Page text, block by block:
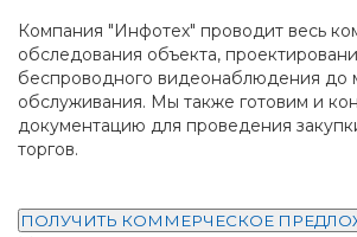
Компания "Инфотех" проводит весь
обследования объекта,
беспроводного видеонаблюдения до
обслуживания. Мы также готовим и
документацию для проведения
торгов.
ПОЛУЧИТЬ КОММЕРЧЕСКОЕ